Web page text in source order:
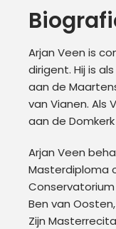
Arjan Veen is
dirigent. Hij is
aan de
van Vianen. Als
aan de
Arjan Veen
Masterdiploma
Ben van
Zijn